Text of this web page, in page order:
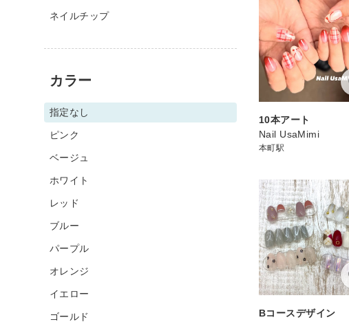
10本アート
Nail UsaMimi
本町駅
Bコースデザイン
ネイルチップ
カラー
指定なし
ピンク
ベージュ
ホワイト
レッド
ブルー
パープル
オレンジ
イエロー
ゴールド